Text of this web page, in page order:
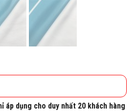
áp dụng cho duy nhất 20 khách hàng